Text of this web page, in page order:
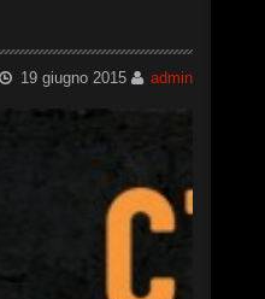
19 giugno 2015 admin